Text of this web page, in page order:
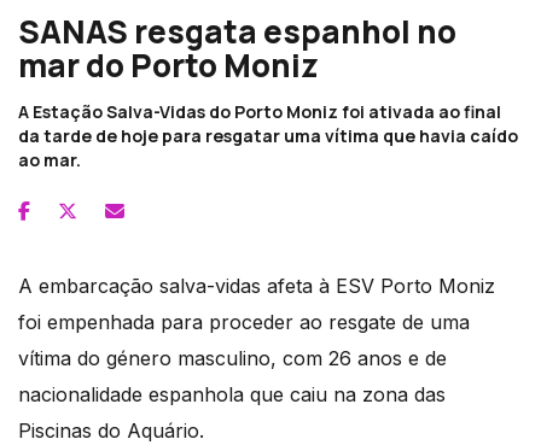
SANAS resgata espanhol no
mar do Porto Moniz
A Estação Salva-Vidas do Porto Moniz foi ativada ao final
da tarde de hoje para resgatar uma vítima que havia caído
ao mar.
A embarcação salva-vidas afeta à ESV Porto Moniz
foi empenhada para proceder ao resgate de uma
vítima do género masculino, com 26 anos e de
nacionalidade espanhola que caiu na zona das
Piscinas do Aquário.